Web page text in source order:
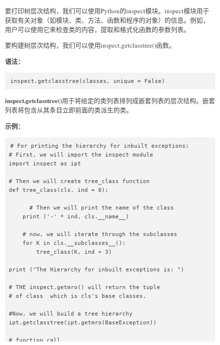
要打印树层次结构，我们可以使用Python的inspect模块。inspect模块用于
获取有关对象（如模块、类、方法、函数和程序的对象）的信息。例如，
用户可以使用它来检查类的内容，提取和格式化函数的参数列表。
要构建树层次结构，我们可以使用inspect.getclasstree()函数。
语法：
inspect.getclasstree(classes, unique = False)
inspect.getclasstree()用于将给定的类列表排列成嵌套列表的层次结构。嵌套
列表将包含从其条目立即前面的类派生的类。
示例：
# For printing the hierarchy for inbuilt exceptions:
# First, we will import the inspect module
import inspect as ipt
# Then we will create tree_class function
def tree_class(cls, ind = 0):
print ("The Hierarchy for inbuilt exceptions is: ")
# THE inspect.getmro() will return the tuple
# of class  which is cls's base classes.
#Now, we will build a tree hierarchy
ipt.getclasstree(ipt.getmro(BaseException))
# function call